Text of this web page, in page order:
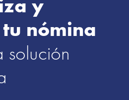
y
nómina
solución